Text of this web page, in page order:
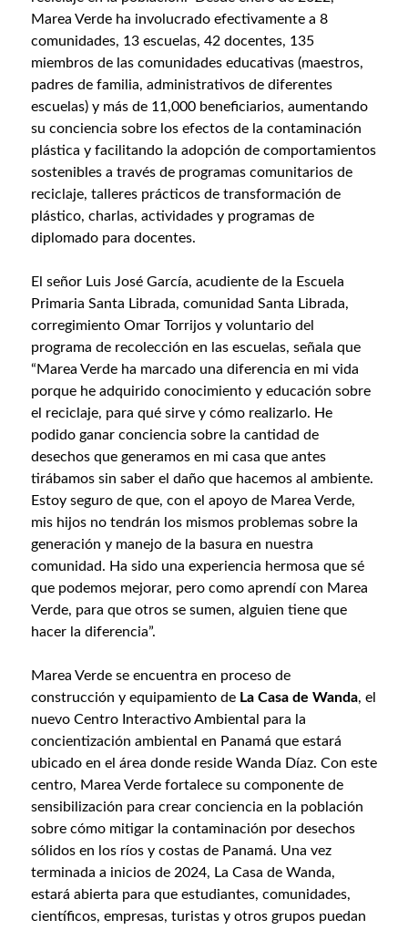
Marea Verde ha involucrado efectivamente a 8
comunidades, 13 escuelas, 42 docentes, 135
miembros de las comunidades educativas (maestros,
padres de familia, administrativos de diferentes
escuelas) y más de 11,000 beneficiarios, aumentando
su conciencia sobre los efectos de la contaminación
plástica y facilitando la adopción de comportamientos
sostenibles a través de programas comunitarios de
reciclaje, talleres prácticos de transformación de
plástico, charlas, actividades y programas de
diplomado para docentes.
El señor Luis José García, acudiente de la Escuela
Primaria Santa Librada, comunidad Santa Librada,
corregimiento Omar Torrijos y voluntario del
programa de recolección en las escuelas, señala que
“Marea Verde ha marcado una diferencia en mi vida
porque he adquirido conocimiento y educación sobre
el reciclaje, para qué sirve y cómo realizarlo. He
podido ganar conciencia sobre la cantidad de
desechos que generamos en mi casa que antes
tirábamos sin saber el daño que hacemos al ambiente.
Estoy seguro de que, con el apoyo de Marea Verde,
mis hijos no tendrán los mismos problemas sobre la
generación y manejo de la basura en nuestra
comunidad. Ha sido una experiencia hermosa que sé
que podemos mejorar, pero como aprendí con Marea
Verde, para que otros se sumen, alguien tiene que
hacer la diferencia”.
Marea Verde se encuentra en proceso de
construcción y equipamiento de La Casa de Wanda, el
nuevo Centro Interactivo Ambiental para la
concientización ambiental en Panamá que estará
ubicado en el área donde reside Wanda Díaz. Con este
centro, Marea Verde fortalece su componente de
sensibilización para crear conciencia en la población
sobre cómo mitigar la contaminación por desechos
sólidos en los ríos y costas de Panamá. Una vez
terminada a inicios de 2024, La Casa de Wanda,
estará abierta para que estudiantes, comunidades,
científicos, empresas, turistas y otros grupos puedan